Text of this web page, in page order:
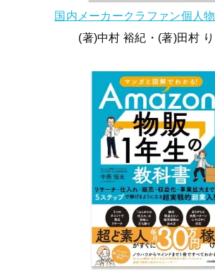
国内メーカークラファン個人
(著)中村 裕紀・(著)田村 り